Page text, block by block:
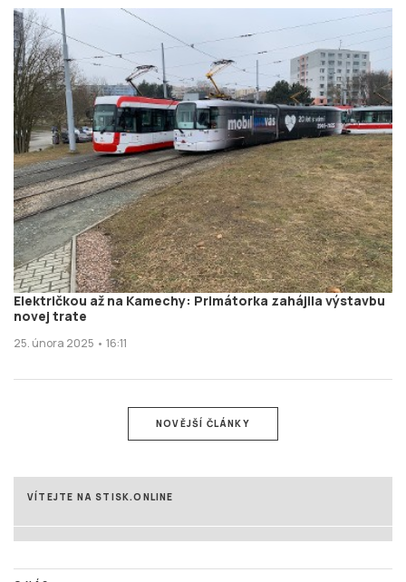
Električkou až na Kamechy: Primátorka zahájila výstavbu
novej trate
25. února 2025 • 16:11
NOVĚJŠÍ ČLÁNKY
VÍTEJTE NA STISK.ONLINE